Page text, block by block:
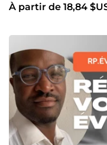
À partir de 18,84